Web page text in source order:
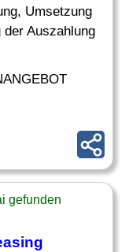
Umsetzung
Auszahlung
gefunden